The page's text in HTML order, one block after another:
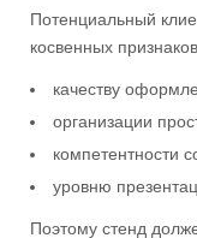
Потенциальный
косвенных
качеству
организации
компетентности
уровню
Поэтому стенд